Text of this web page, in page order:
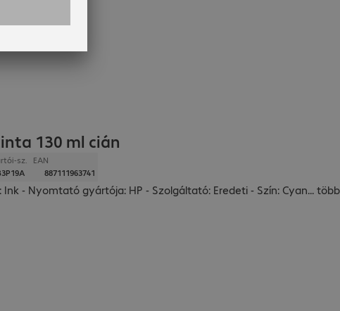
130 ml cián
sz.
EAN
887111963741
Ink - Nyomtató gyártója: HP - Szolgáltató: Eredeti - Szín: Cyan...több